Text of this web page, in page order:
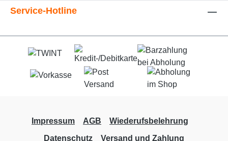
Service-Hotline
Impressum AGB
Wiederufsbelehrung
Datenschutz
Versand und Zahlung